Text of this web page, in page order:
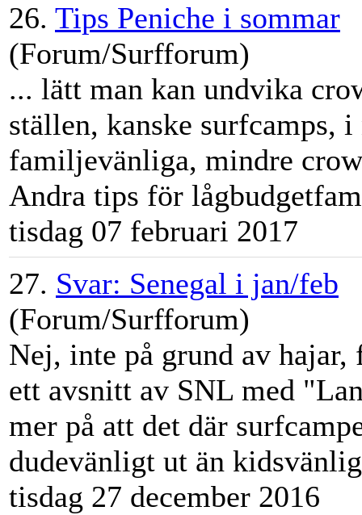
26. Tips Peniche i sommar
(Forum/Surfforum)
... lätt man kan undvika
ställen, kanske surfcamps, i
familjevänliga, mindre
Andra tips för
tisdag 07 februari 2017
27. Svar: Senegal i jan/feb
(Forum/Surfforum)
Nej, inte på grund av
ett avsnitt av SNL med
mer på att det där surfcamp
dudevänligt ut än
tisdag 27 december 2016